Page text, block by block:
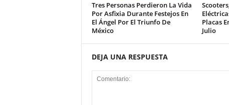
Tres Personas Perdieron La Vida
Por Asfixia Durante Festejos En
El Ángel Por El Triunfo De
México
Placas
Julio
DEJA UNA RESPUESTA